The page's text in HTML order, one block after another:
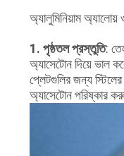
অ্যালুমিনিয়াম অ্যালোয়
1. পৃষ্ঠতল প্রস্তুতি:
অ্যাসেটোন দিয়ে ভাল
প্লেটগুলির জন্য
অ্যাসেটোন পরিষ্কার